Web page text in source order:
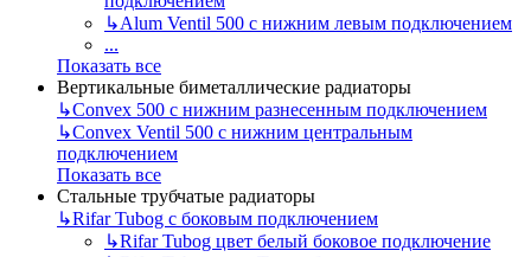
↳Alum Ventil 500 с нижним левым подключением
...
Показать все
Вертикальные биметаллические радиаторы
↳Convex 500 с нижним разнесенным подключением
↳Convex Ventil 500 с нижним центральным
подключением
Показать все
Стальные трубчатые радиаторы
↳Rifar Tubog с боковым подключением
↳Rifar Tubog цвет белый боковое подключение